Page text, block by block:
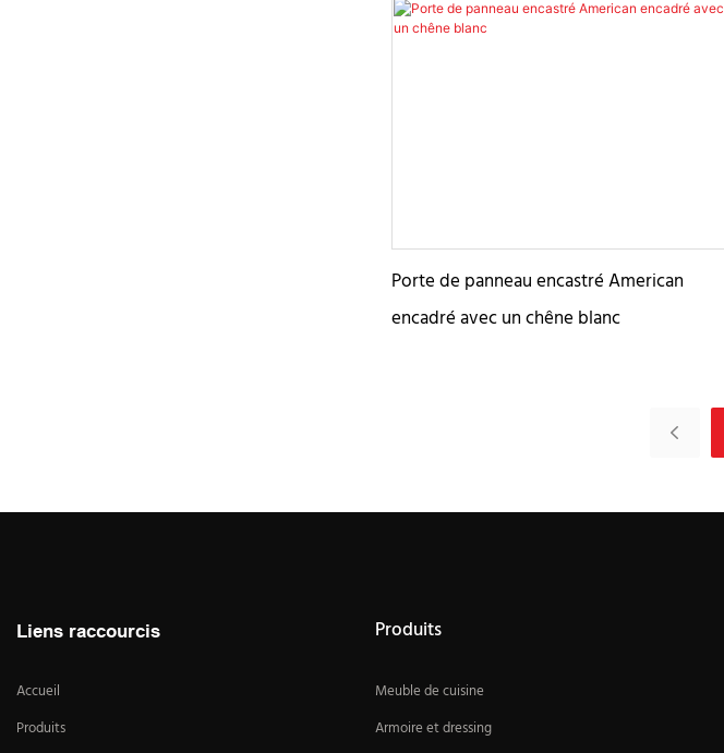
Porte de panneau encastré American
encadré avec un chêne blanc
Liens raccourcis
Accueil
Produits
Produits
Meuble de cuisine
Armoire et dressing